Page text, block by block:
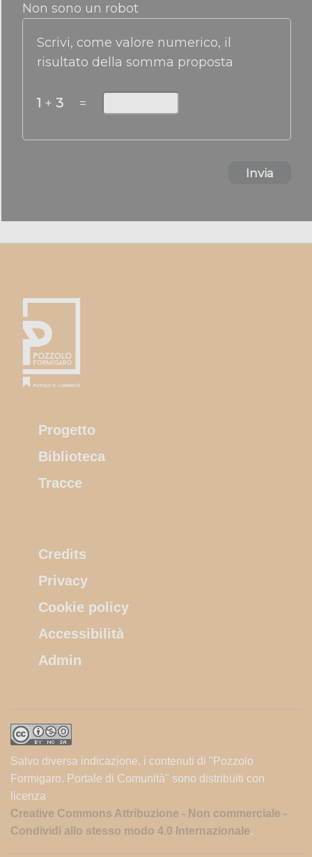
Non sono un robot
Scrivi, come valore numerico, il
risultato della somma proposta
1 + 3 =
Invia
Progetto
Biblioteca
Tracce
Credits
Privacy
Cookie policy
Accessibilità
Admin
Salvo diversa indicazione, i contenuti di "Pozzolo
Formigaro. Portale di Comunità" sono distribuiti con
licenza
Creative Commons Attribuzione - Non commerciale -
Condividi allo stesso modo 4.0 Internazionale.